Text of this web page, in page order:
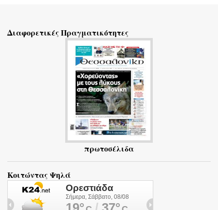
λ
Διαφορετικές Πραγματικότητες
πρωτοσέλιδα
Κοιτώντας Ψηλά